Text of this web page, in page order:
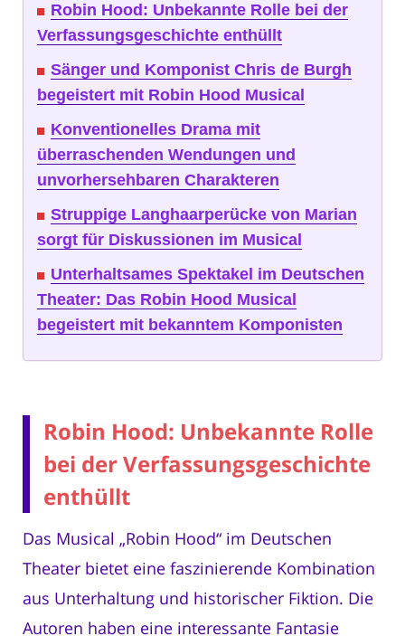
Robin Hood: Unbekannte Rolle bei der
Verfassungsgeschichte enthüllt
Sänger und Komponist Chris de Burgh
begeistert mit Robin Hood Musical
Konventionelles Drama mit
überraschenden Wendungen und
unvorhersehbaren Charakteren
Struppige Langhaarperücke von Marian
sorgt für Diskussionen im Musical
Unterhaltsames Spektakel im Deutschen
Theater: Das Robin Hood Musical
begeistert mit bekanntem Komponisten
Robin Hood: Unbekannte Rolle
bei der Verfassungsgeschichte
enthüllt
Das Musical „Robin Hood“ im Deutschen
Theater bietet eine faszinierende Kombination
aus Unterhaltung und historischer Fiktion. Die
Autoren haben eine interessante Fantasie